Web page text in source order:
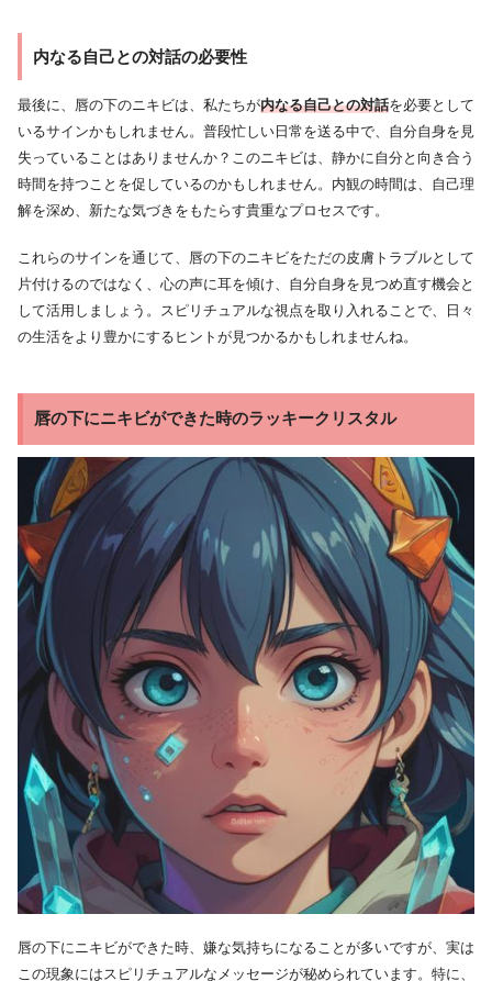
内なる自己との対話の必要性
最後に、唇の下のニキビは、私たちが内なる自己との対話を必要として
いるサインかもしれません。普段忙しい日常を送る中で、自分自身を見
失っていることはありませんか？このニキビは、静かに自分と向き合う
時間を持つことを促しているのかもしれません。内観の時間は、自己理
解を深め、新たな気づきをもたらす貴重なプロセスです。
これらのサインを通じて、唇の下のニキビをただの皮膚トラブルとして
片付けるのではなく、心の声に耳を傾け、自分自身を見つめ直す機会と
して活用しましょう。スピリチュアルな視点を取り入れることで、日々
の生活をより豊かにするヒントが見つかるかもしれませんね。
唇の下にニキビができた時のラッキークリスタル
唇の下にニキビができた時、嫌な気持ちになることが多いですが、実は
この現象にはスピリチュアルなメッセージが秘められています。特に、